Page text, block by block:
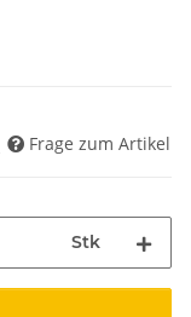
Frage zum Artikel
Stk